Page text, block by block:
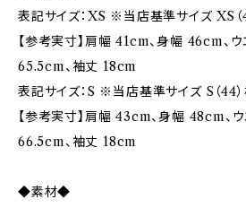
表記サイズ：XS ※当店基準サイズ XS（
【参考実寸】肩幅 41cm、身幅 46cm、
65.5cm、袖丈 18cm
表記サイズ：S ※当店基準サイズ S（44
【参考実寸】肩幅 43cm、身幅 48cm、
66.5cm、袖丈 18cm
◆素材◆